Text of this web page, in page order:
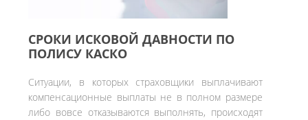
СРОКИ ИСКОВОЙ ДАВНОСТИ ПО
ПОЛИСУ КАСКО
Ситуации, в которых страховщики выплачивают
компенсационные выплаты не в полном размере
либо вовсе отказываются выполнять, происходят